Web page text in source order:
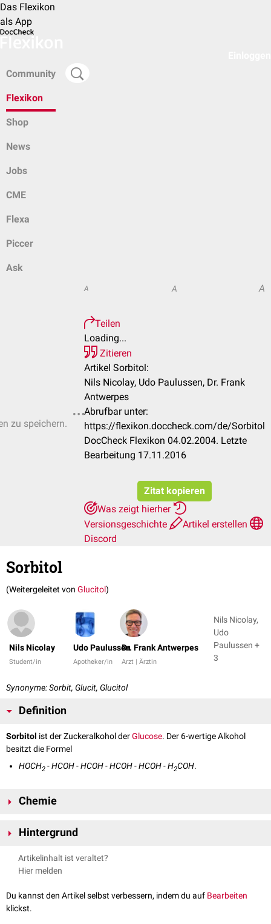
Das Flexikon
als App
Community
Flexikon
Shop
News
Jobs
CME
Flexa
Piccer
Ask
zu speichern.
A A A
Teilen
Loading...
Zitieren
Artikel Sorbitol:
Nils Nicolay, Udo Paulussen, Dr. Frank
Antwerpes
Abrufbar unter:
https://flexikon.doccheck.com/de/Sorbitol
DocCheck Flexikon 04.02.2004. Letzte
Bearbeitung 17.11.2016
Zitat kopieren
Was zeigt hierher
Versionsgeschichte
Artikel erstellen
Discord
Sorbitol
(Weitergeleitet von Glucitol)
Nils Nicolay
Student/in
Udo Paulussen
Apotheker/in
Dr. Frank Antwerpes
Arzt | Ärztin
Nils Nicolay,
Udo
Paulussen +
3
Synonyme: Sorbit, Glucit, Glucitol
Definition
Sorbitol ist der Zuckeralkohol derGlucose. Der 6-wertige Alkohol
besitzt die Formel
HOCH2 - HCOH - HCOH - HCOH - HCOH - H2COH.
Chemie
182,17 g/mol.
Hintergrund
Sorbitol tritt physiologischerweise als Intermediat bei der Umwandlung
von Glucose zu
Sorbitol kommt alsZuckeraustauschstoff im alltäglichen Leben zum
Einsatz, in der Medizin dient es als Zusatz in bakteriologischen
Artikelinhalt ist veraltet?
Hier melden
Du kannst den Artikel selbst verbessern, indem du auf Bearbeiten
klickst.